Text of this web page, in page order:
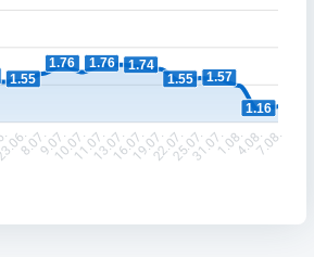
1.55
1.76 1.76
1.74
1.55
1.57
1.16
8.07.9.07.10.07.11.07.13.07.16.07.19.07.22.07.25.07.31.07.1.08.4.08.7.08.